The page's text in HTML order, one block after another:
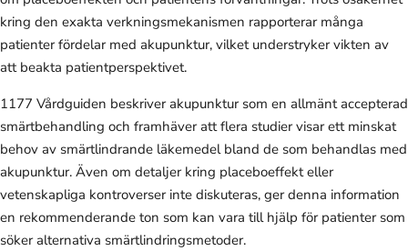
kring den exakta verkningsmekanismen rapporterar många
patienter fördelar med akupunktur, vilket understryker vikten av
att beakta patientperspektivet.
1177 Vårdguiden beskriver akupunktur som en allmänt accepterad
smärtbehandling och framhäver att flera studier visar ett minskat
behov av smärtlindrande läkemedel bland de som behandlas med
akupunktur. Även om detaljer kring placeboeffekt eller
vetenskapliga kontroverser inte diskuteras, ger denna information
en rekommenderande ton som kan vara till hjälp för patienter som
söker alternativa smärtlindringsmetoder.